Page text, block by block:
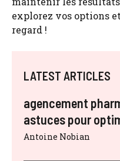
explorez vos options
regard !
LATEST ARTICLES
agencement
astuces pour
Antoine Nobian